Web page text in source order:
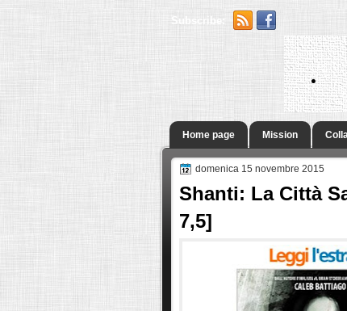
Subscribe:
.
Home page Mission
domenica 15 novembre 2015
Shanti: La Città
7,5]